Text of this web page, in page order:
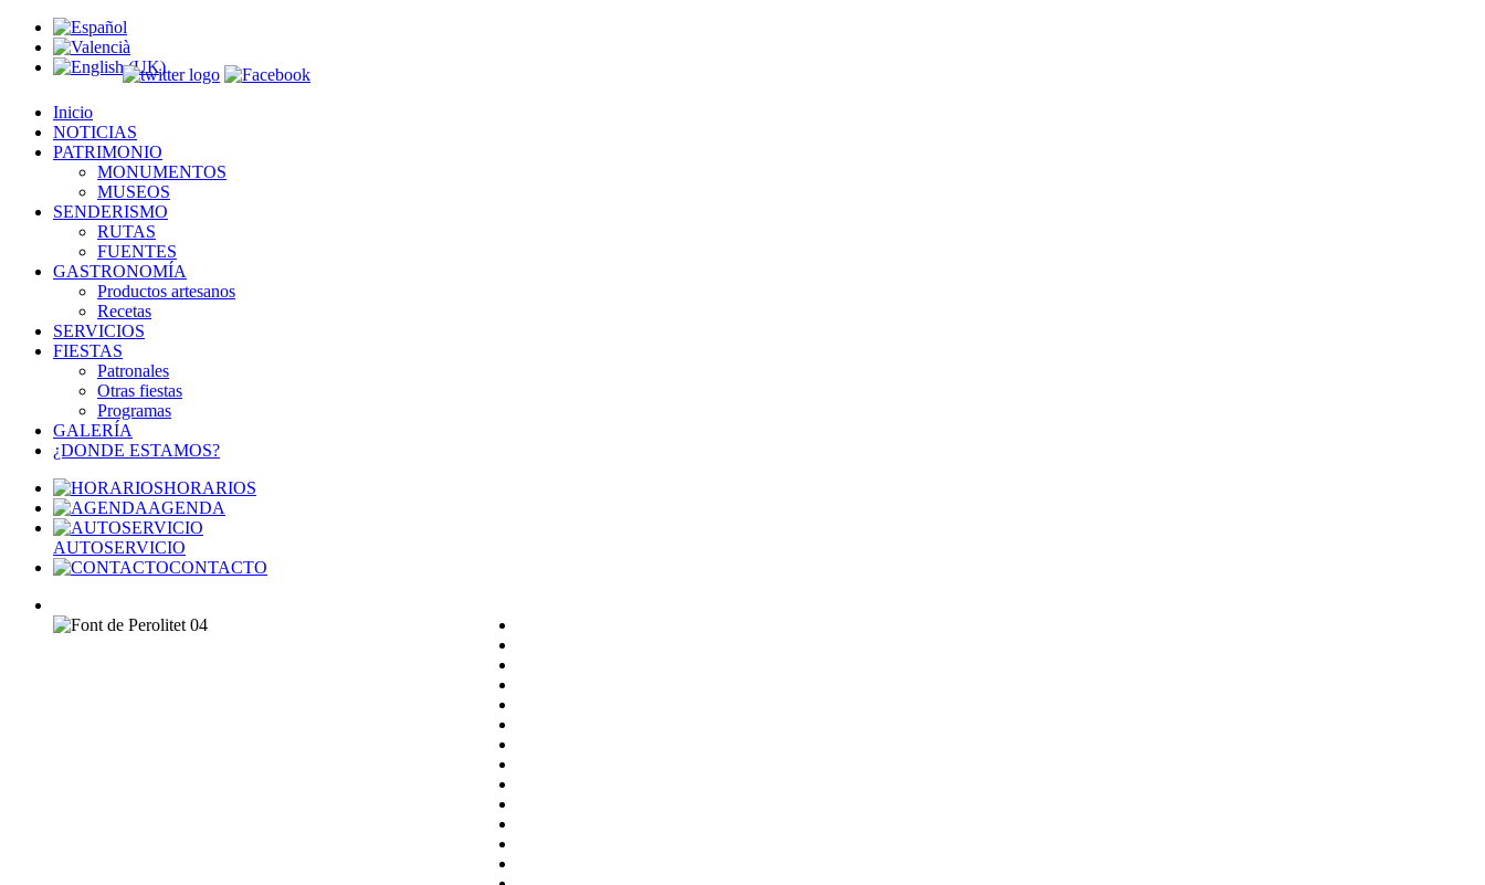
Inicio
NOTICIAS
PATRIMONIO
MONUMENTOS
MUSEOS
SENDERISMO
RUTAS
FUENTES
GASTRONOMÍA
Productos artesanos
Recetas
SERVICIOS
FIESTAS
Patronales
Otras fiestas
Programas
GALERÍA
¿DONDE ESTAMOS?
HORARIOS
AGENDA
AUTOSERVICIO
CONTACTO